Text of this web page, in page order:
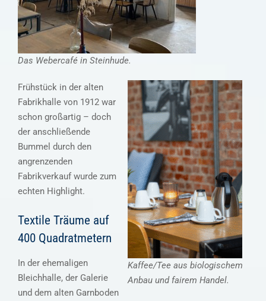
Das Webercafé in Steinhude.
Kaffee/Tee aus biologischem
Anbau und fairem Handel.
Frühstück in der alten
Fabrikhalle von 1912 war
schon großartig – doch
der anschließende
Bummel durch den
angrenzenden
Fabrikverkauf wurde zum
echten Highlight.
Textile Träume auf
400 Quadratmetern
In der ehemaligen
Bleichhalle, der Galerie
und dem alten Garnboden